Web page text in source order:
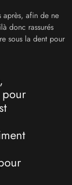
après, afin de ne
donc rassurés
sous la dent pour